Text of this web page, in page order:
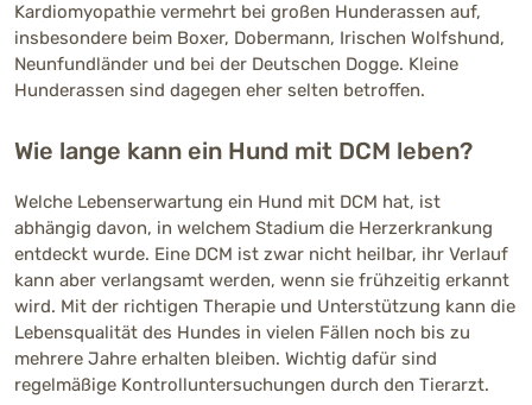
Kardiomyopathie vermehrt bei großen Hunderassen auf,
insbesondere beim Boxer, Dobermann, Irischen Wolfshund,
Neunfundländer und bei der Deutschen Dogge. Kleine
Hunderassen sind dagegen eher selten betroffen.
Wie lange kann ein Hund mit DCM leben?
Welche Lebenserwartung ein Hund mit DCM hat, ist
abhängig davon, in welchem Stadium die Herzerkrankung
entdeckt wurde. Eine DCM ist zwar nicht heilbar, ihr Verlauf
kann aber verlangsamt werden, wenn sie frühzeitig erkannt
wird. Mit der richtigen Therapie und Unterstützung kann die
Lebensqualität des Hundes in vielen Fällen noch bis zu
mehrere Jahre erhalten bleiben. Wichtig dafür sind
regelmäßige Kontrolluntersuchungen durch den Tierarzt.